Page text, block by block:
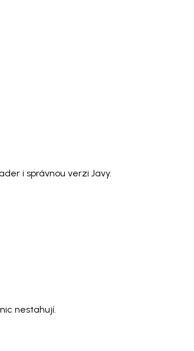
i správnou verzi Javy.
nestahují.